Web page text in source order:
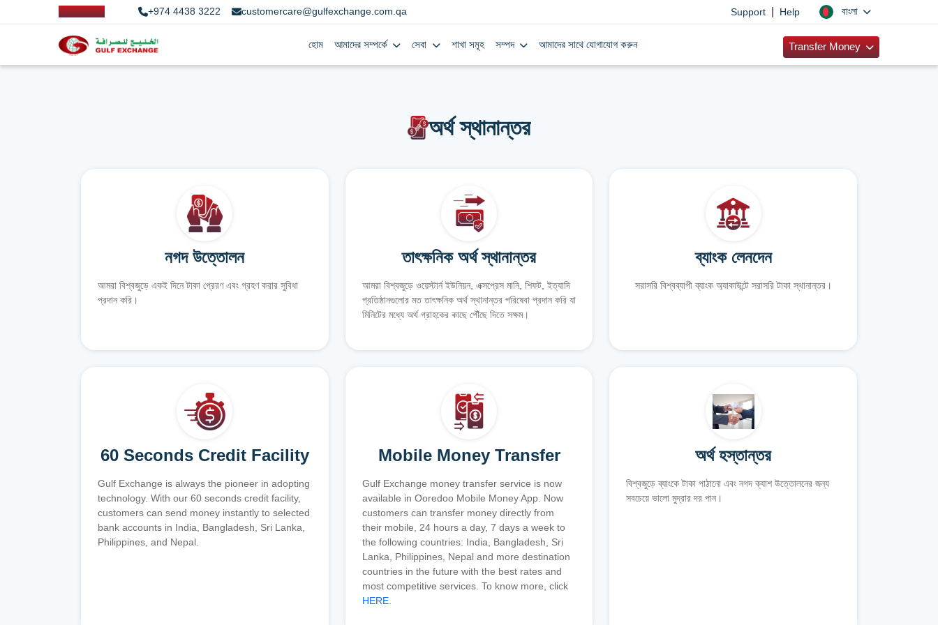
+974 4438 3222 customercare@gulfexchange.com.qa Support Help বাংলা
হোম আমাদের সম্পর্কে সেবা শাখা সমূহ সম্পদ আমাদের সাথে যোগাযোগ করুন Transfer Money
অর্থ স্থানান্তর
নগদ উত্তোলন
আমরা বিশ্বজুড়ে একই দিনে টাকা প্রেরণ এবং গ্রহণ করার সুবিধা
প্রদান করি।
তাৎক্ষনিক অর্থ স্থানান্তর
আমরা বিশ্বজুড়ে ওয়েস্টার্ন ইউনিয়ন, এক্সপ্রেস মানি, শিফট, ইত্যাদি
প্রতিষ্ঠানগুলোর মত তাৎক্ষনিক অর্থ স্থানান্তর পরিষেবা প্রদান করি যা
মিনিটের মধ্যে অর্থ গ্রাহকের কাছে পৌঁছে দিতে সক্ষম।
ব্যাংক লেনদেন
সরাসরি বিশ্বব্যাপী ব্যাংক অ্যাকাউন্টে সরাসরি টাকা স্থানান্তর।
60 Seconds Credit Facility
Gulf Exchange is always the pioneer in adopting
technology. With our 60 seconds credit facility,
customers can send money instantly to selected
bank accounts in India, Bangladesh, Sri Lanka,
Philippines, and Nepal.
Mobile Money Transfer
Gulf Exchange money transfer service is now
available in Ooredoo Mobile Money App. Now
customers can transfer money directly from
their mobile, 24 hours a day, 7 days a week to
the following countries: India, Bangladesh, Sri
Lanka, Philippines, Nepal and more destination
countries in the future with the best rates and
most competitive services. To know more, click
HERE.
অর্থ হস্তান্তর
বিশ্বজুড়ে ব্যাংকে টাকা পাঠানো এবং নগদ ক্যাশ উত্তোলনের জন্য
সবচেয়ে ভালো মুদ্রার দর পান।